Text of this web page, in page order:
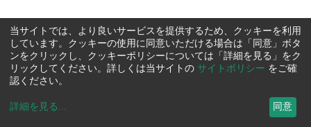
当サイトでは、より良いサービスを提供するため、クッキーを利用
しています。クッキーの使用に同意いただける場合は「同意」ボタ
ンをクリックし、クッキーポリシーについては「詳細を見る」をク
リックしてください。詳しくは当サイトの サイトポリシー をご確
認ください。
詳細を見る ... 同意